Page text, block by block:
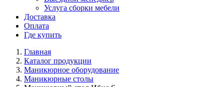
Услуга сборки мебели
Доставка
Оплата
Где купить
Главная
Каталог продукции
Маникюрное оборудование
Маникюрные столы